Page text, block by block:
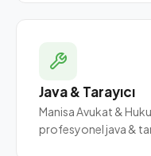
Java & Tarayıcı
Manisa Avukat &
profesyonel java &